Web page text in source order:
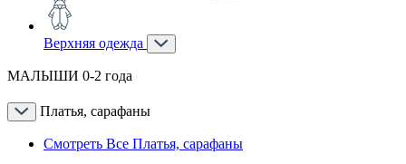
Верхняя одежда
МАЛЫШИ 0-2 года
Платья, сарафаны
Смотреть Все Платья, сарафаны